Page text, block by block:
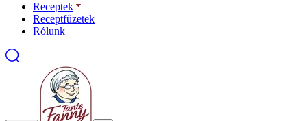
Receptek
Receptfüzetek
Rólunk